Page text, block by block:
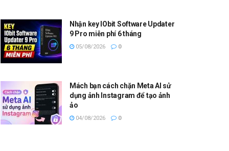
Nhận key IObit Software Updater
9 Pro miễn phí 6 tháng
05/08/2026 0
Mách bạn cách chặn Meta AI sử
dụng ảnh Instagram để tạo ảnh
ảo
04/08/2026 0